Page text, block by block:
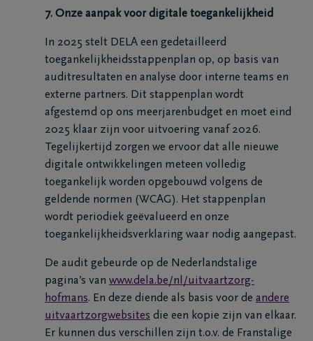
7. Onze aanpak voor digitale toegankelijkheid
In 2025 stelt DELA een gedetailleerd
toegankelijkheidsstappenplan op, op basis van
auditresultaten en analyse door interne teams en
externe partners. Dit stappenplan wordt
afgestemd op ons meerjarenbudget en moet eind
2025 klaar zijn voor uitvoering vanaf 2026.
Tegelijkertijd zorgen we ervoor dat alle nieuwe
digitale ontwikkelingen meteen volledig
toegankelijk worden opgebouwd volgens de
geldende normen (WCAG). Het stappenplan
wordt periodiek geëvalueerd en onze
toegankelijkheidsverklaring waar nodig aangepast.
De audit gebeurde op de Nederlandstalige
pagina’s van www.dela.be/nl/uitvaartzorg-
hofmans. En deze diende als basis voor de andere
uitvaartzorgwebsites die een kopie zijn van elkaar.
Er kunnen dus verschillen zijn t.o.v. de Franstalige